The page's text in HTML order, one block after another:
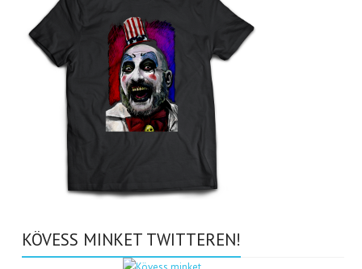
KÖVESS MINKET TWITTEREN!